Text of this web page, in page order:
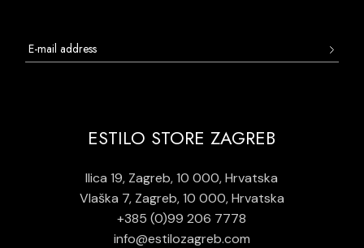
ESTILO STORE ZAGREB
Ilica 19, Zagreb, 10 000, Hrvatska
Vlaška 7, Zagreb, 10 000, Hrvatska
+385 (0)99 206 7778
info@estilozagreb.com